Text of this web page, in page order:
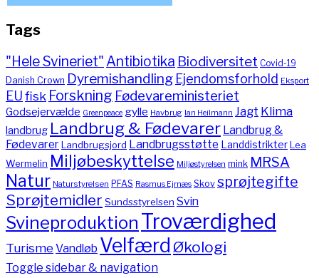
Tags
"Hele Svineriet" Antibiotika Biodiversitet Covid-19
Danish Crown Dyremishandling Ejendomsforhold Eksport
EUfisk Forskning Fødevareministeriet
Godsejervælde Greenpeace gylle Havbrug Ian Heilmann Jagt Klima
landbrug Landbrug & Fødevarer Landbrug &
FødevarerLandbrugsjord Landbrugsstøtte LanddistrikterLea
Wermelin Miljøbeskyttelse Miljøstyrelsen mink MRSA
Natur Naturstyrelsen PFAS Rasmus Ejrnæs Skov sprøjtegifte
Sprøjtemidler Sundsstyrelsen Svin
Svineproduktion Troværdighed
TurismeVandløb Velfærd Økologi
Toggle sidebar & navigation